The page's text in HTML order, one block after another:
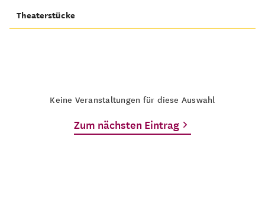
Theaterstücke
Keine Veranstaltungen für diese Auswahl
Zum nächsten Eintrag